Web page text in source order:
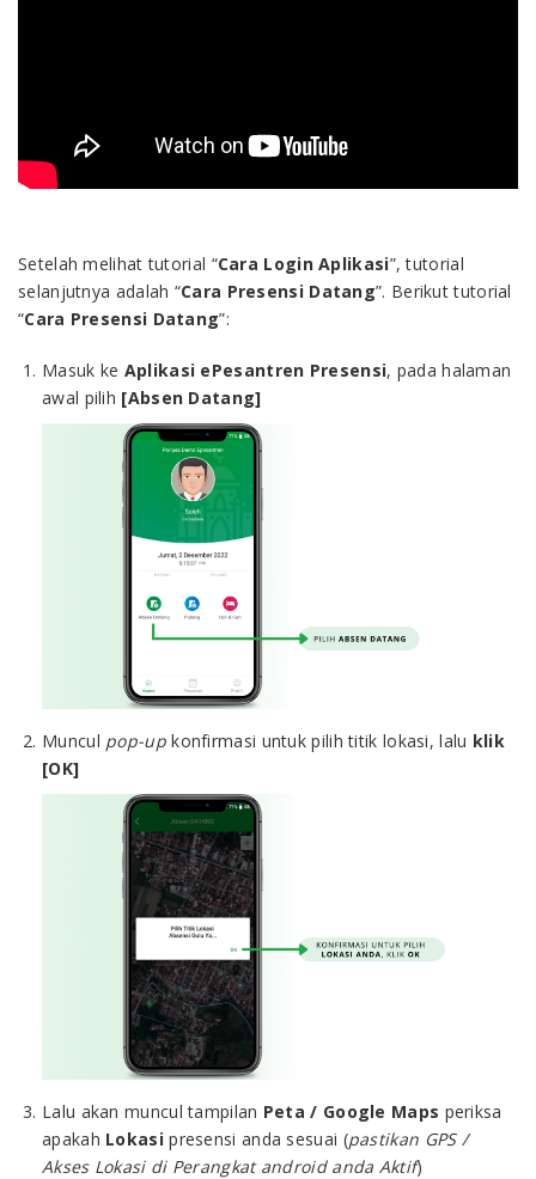
Setelah melihat tutorial “Cara Login Aplikasi”, tutorial
selanjutnya adalah “Cara Presensi Datang”. Berikut tutorial
“Cara Presensi Datang”:
Masuk ke Aplikasi ePesantren Presensi, pada halaman
awal pilih [Absen Datang]
Muncul pop-upkonfirmasi untuk pilih titik lokasi, lalu klik
[OK]
Lalu akan muncul tampilan Peta / Google Maps periksa
apakah Lokasipresensi anda sesuai (pastikan GPS /
Akses Lokasi di Perangkat android anda Aktif)